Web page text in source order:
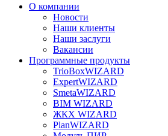
О компании
Новости
Наши клиенты
Наши заслуги
Вакансии
Программные продукты
TrioBoxWIZARD
ExpertWIZARD
SmetaWIZARD
BIM WIZARD
ЖКХ WIZARD
PlanWIZARD